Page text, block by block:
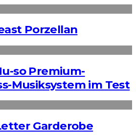
Porzellan
so Premium-
Musiksystem im Test
Garderobe